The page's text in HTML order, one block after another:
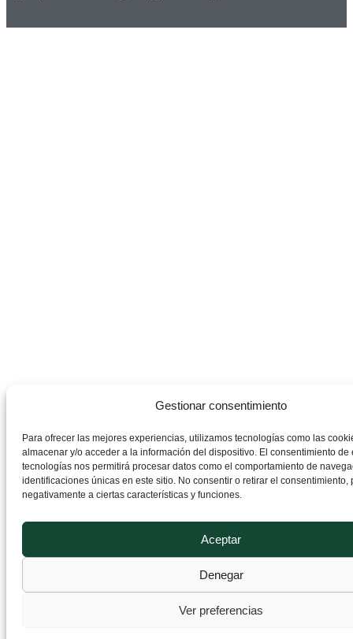
Gestionar consentimiento
Para ofrecer las mejores experiencias, utilizamos tecnologías como las
almacenar y/o acceder a la información del dispositivo. El consentimiento de
tecnologías nos permitirá procesar datos como el comportamiento de
identificaciones únicas en este sitio. No consentir o retirar el consentimiento,
negativamente a ciertas características y funciones.
Aceptar
Denegar
Ver preferencias